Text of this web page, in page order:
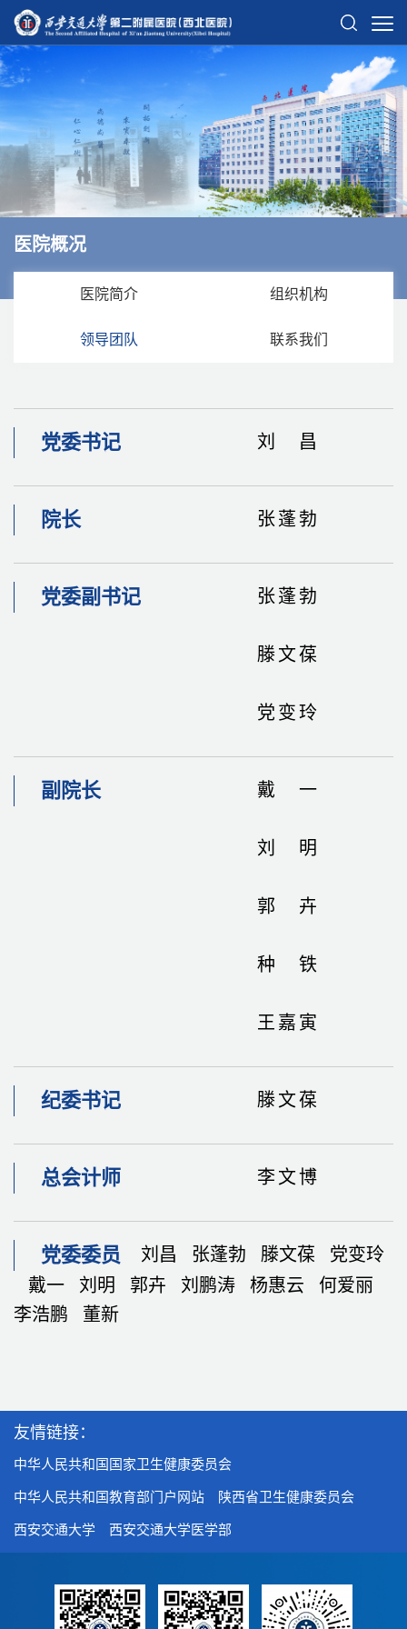
医院概况
医院简介 组织机构
领导团队 联系我们
党委书记 刘昌
院长 张蓬勃
党委副书记 张蓬勃
滕文葆
党变玲
副院长 戴一
刘明
郭卉
种铁
王嘉寅
纪委书记 滕文葆
总会计师 李文博
党委委员 刘昌 张蓬勃 滕文葆
党变玲
戴一
刘明 郭卉 刘鹏涛 杨惠云
何爱丽
李浩鹏
董新
友情链接：
中华人民共和国国家卫生健康委员会
中华人民共和国教育部门户网站 陕西省卫生健康委员会
西安交通大学 西安交通大学医学部